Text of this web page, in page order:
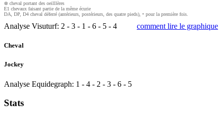
⊗ cheval portant des oeilllères
E1 chevaux faisant partie de la même écurie
DA, DP, D4 cheval déferré (antérieurs, postérieurs, des quatre pieds), • pour la première fois.
Analyse Visuturf: 2 - 3 - 1 - 6 - 5 - 4 comment lire le graphique
Cheval
Jockey
Analyse Equidegraph: 1 - 4 - 2 - 3 - 6 - 5
Stats